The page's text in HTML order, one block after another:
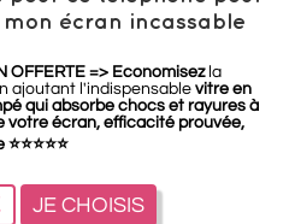
écran incassable
OFFERTE => Economisezla
ajoutant l'indispensable vitre en
qui absorbe chocs et rayures à
votre écran, efficacité prouvée,
⭐⭐⭐⭐⭐
JE CHOISIS